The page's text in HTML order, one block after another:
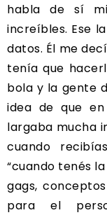
habla de sí
increíbles. Ese
datos. Él me
tenía que
bola y la gente
idea de que
largaba mucha
cuando
“cuando tenés
gags,
para el